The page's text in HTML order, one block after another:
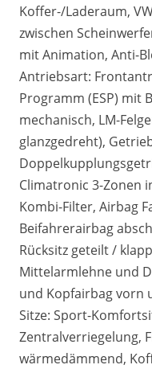
Koffer-/Laderaum,
zwischen
mit Animation, Anti-
Antriebsart:
Programm (ESP) mit
mechanisch, LM-
glanzgedreht),
Climatronic 3-Zonen
Kombi-Filter, Airbag
Beifahrerairbag
Rücksitz geteilt /
Mittelarmlehne und
und Kopfairbag vorn
Sitze: Sport-
Zentralverriegelung,
wärmedämmend,